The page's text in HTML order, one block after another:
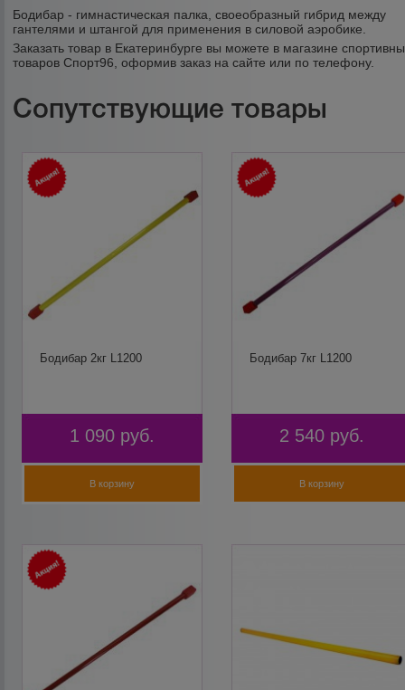
Бодибар - гимнастическая палка, своеобразный гибрид между
гантелями и штангой для применения в силовой аэробике.
Заказать товар в Екатеринбурге вы можете в магазине
товаров Спорт96, оформив заказ на сайте или по телефону.
Сопутствующие товары
Бодибар 2кг L1200
1 090 руб.
В корзину
Бодибар 7кг L1200
2 540 руб.
В корзину